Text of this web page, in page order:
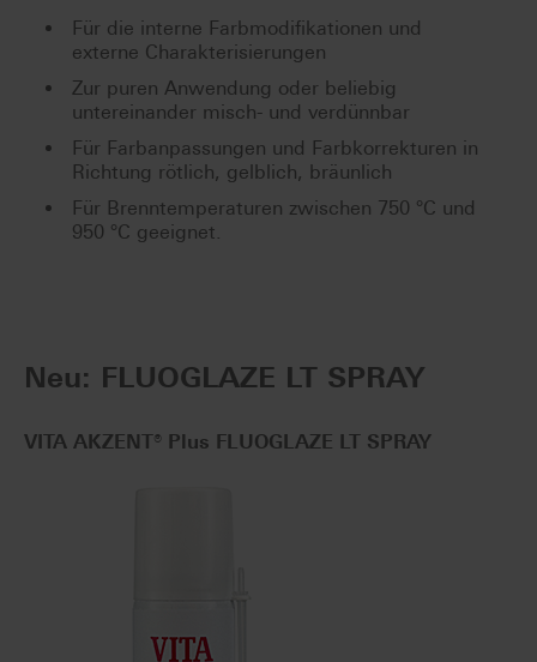
Für die interne Farbmodifikationen und
externe Charakterisierungen
Zur puren Anwendung oder beliebig
untereinander misch- und verdünnbar
Für Farbanpassungen und Farbkorrekturen in
Richtung rötlich, gelblich, bräunlich
Für Brenntemperaturen zwischen 750 °C und
950 °C geeignet.
Neu: FLUOGLAZE LT SPRAY
VITA AKZENT® Plus FLUOGLAZE LT SPRAY